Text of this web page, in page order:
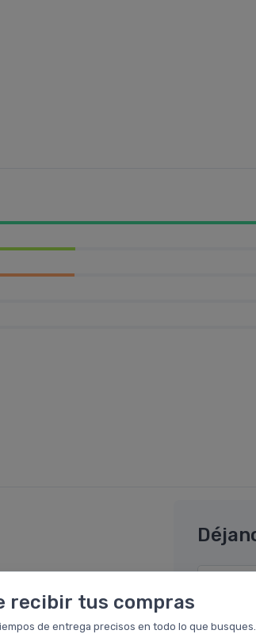
recibir tus compras
de entrega precisos en todo lo que busques.
sus verrugas en pocos
coloca adquiere un color
Nombre
Email*